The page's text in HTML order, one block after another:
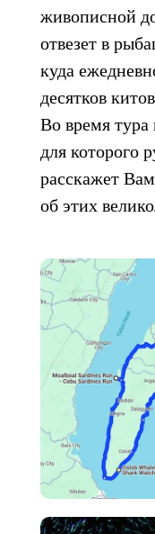
живописной
отвезет в
куда
десятков
Во время тура
для которого
расскажет
об этих